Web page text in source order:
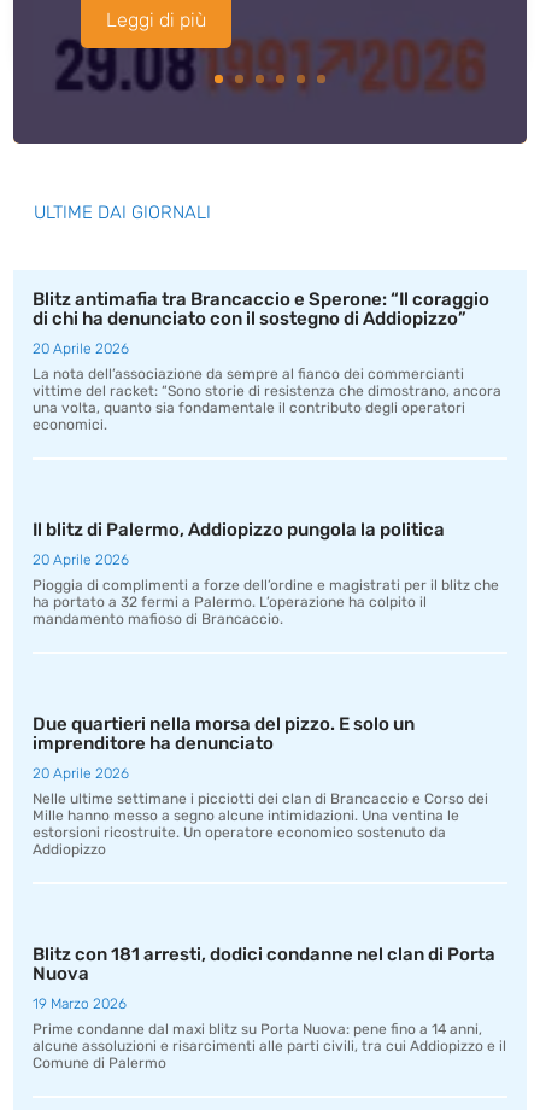
Leggi di più
ULTIME DAI GIORNALI
Blitz antimafia tra Brancaccio e Sperone: “Il coraggio
di chi ha denunciato con il sostegno di Addiopizzo”
20 Aprile 2026
La nota dell’associazione da sempre al fianco dei commercianti
vittime del racket: “Sono storie di resistenza che dimostrano, ancora
una volta, quanto sia fondamentale il contributo degli operatori
economici.
Il blitz di Palermo, Addiopizzo pungola la politica
20 Aprile 2026
Pioggia di complimenti a forze dell’ordine e magistrati per il blitz che
ha portato a 32 fermi a Palermo. L’operazione ha colpito il
mandamento mafioso di Brancaccio.
Due quartieri nella morsa del pizzo. E solo un
imprenditore ha denunciato
20 Aprile 2026
Nelle ultime settimane i picciotti dei clan di Brancaccio e Corso dei
Mille hanno messo a segno alcune intimidazioni. Una ventina le
estorsioni ricostruite. Un operatore economico sostenuto da
Addiopizzo
Blitz con 181 arresti, dodici condanne nel clan di Porta
Nuova
19 Marzo 2026
Prime condanne dal maxi blitz su Porta Nuova: pene fino a 14 anni,
alcune assoluzioni e risarcimenti alle parti civili, tra cui Addiopizzo e il
Comune di Palermo